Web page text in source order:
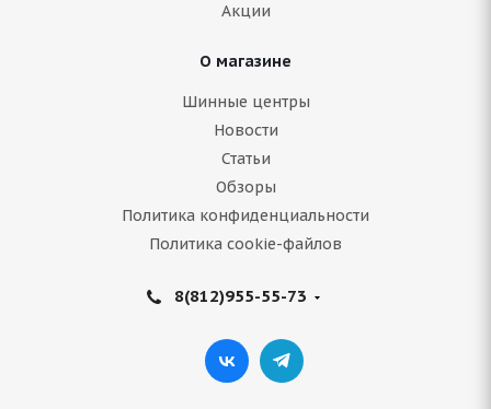
Акции
О магазине
Шинные центры
Новости
Статьи
Обзоры
Политика конфиденциальности
Политика cookie-файлов
8(812)955-55-73